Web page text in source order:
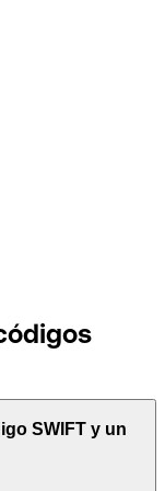
SWIFT y un